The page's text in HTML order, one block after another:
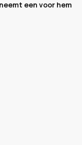
een voor hem